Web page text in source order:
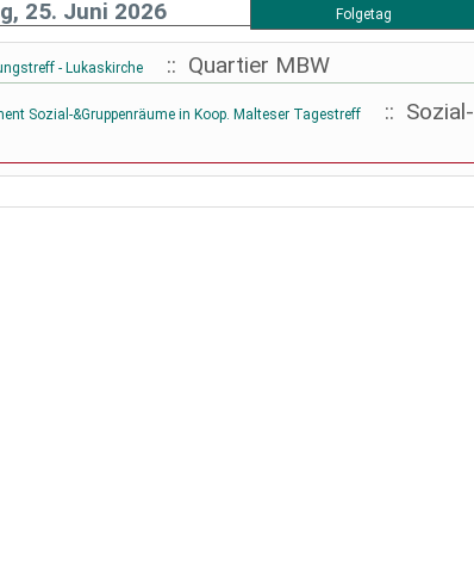
25. Juni 2026 Folgetag
- Lukaskirche
:: Quartier MBW
Sozial-&Gruppenräume in Koop. Malteser Tagestreff
:: Sozial-